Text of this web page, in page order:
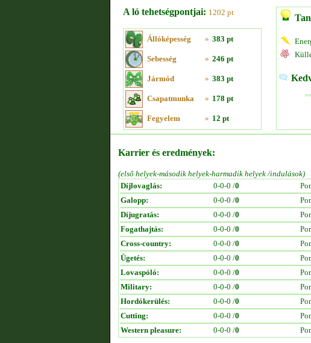
A ló tehetségpontjai: 1202 pt
Állóképesség » 383 pt
Sebesség » 246 pt
Jármód » 383 pt
Csapatmunka » 178 pt
Fegyelem » 12 pt
Karrier és eredmények:
(első helyek-második helyek-harmadik helyek /indulások)
Díjlovaglás:
0-0-0 /0
Galopp:
0-0-0 /0
Díjugratás:
0-0-0 /0
Fogathajtás:
0-0-0 /0
Cross-country:
0-0-0 /0
Ügetés:
0-0-0 /0
Lovaspóló:
0-0-0 /0
Military:
0-0-0 /0
Hordókerülés:
0-0-0 /0
Cutting:
0-0-0 /0
Western pleasure:
0-0-0 /0